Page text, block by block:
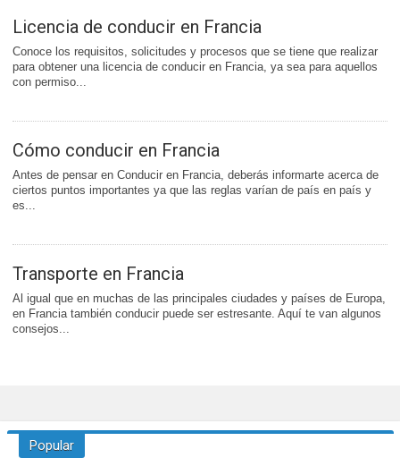
Licencia de conducir en Francia
Conoce los requisitos, solicitudes y procesos que se tiene que realizar
para obtener una licencia de conducir en Francia, ya sea para aquellos
con permiso...
Cómo conducir en Francia
Antes de pensar en Conducir en Francia, deberás informarte acerca de
ciertos puntos importantes ya que las reglas varían de país en país y
es...
Transporte en Francia
Al igual que en muchas de las principales ciudades y países de Europa,
en Francia también conducir puede ser estresante. Aquí te van algunos
consejos...
Popular